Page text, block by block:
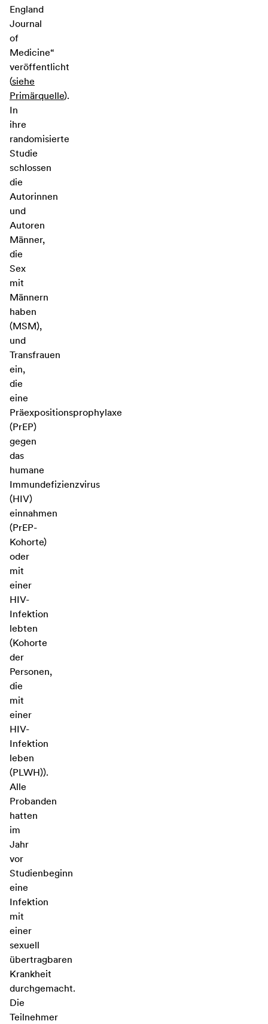
England
Journal
of
Medicine“
veröffentlicht
(siehe
Primärquelle).
In
ihre
randomisierte
Studie
schlossen
die
Autorinnen
und
Autoren
Männer,
die
Sex
mit
Männern
haben
(MSM),
und
Transfrauen
ein,
die
eine
Präexpositionsprophylaxe
(PrEP)
gegen
das
humane
Immundefizienzvirus
(HIV)
einnahmen
(PrEP-
Kohorte)
oder
mit
einer
HIV-
Infektion
lebten
(Kohorte
der
Personen,
die
mit
einer
HIV-
Infektion
leben
(PLWH)).
Alle
Probanden
hatten
im
Jahr
vor
Studienbeginn
eine
Infektion
mit
einer
sexuell
übertragbaren
Krankheit
durchgemacht.
Die
Teilnehmer